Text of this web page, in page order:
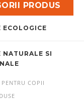
PRODUS
ECOLOGICE
NATURALE SI
COPII